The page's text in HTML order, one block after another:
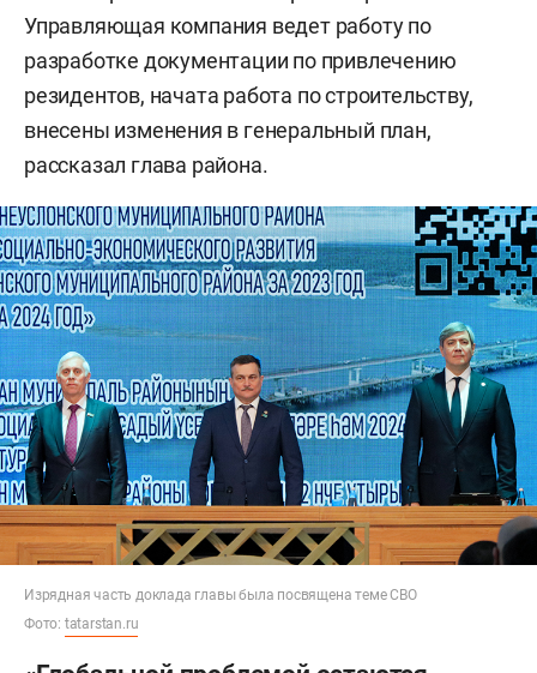
Управляющая компания ведет работу по
разработке документации по привлечению
резидентов, начата работа по строительству,
внесены изменения в генеральный план,
рассказал глава района.
Изрядная часть доклада главы была посвящена теме СВО
Фото: tatarstan.ru